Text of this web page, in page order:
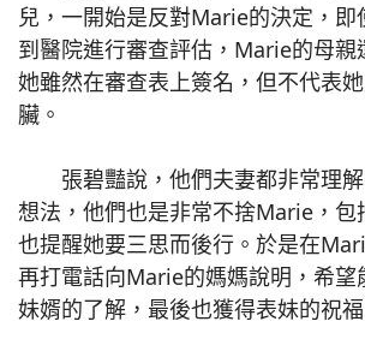
兒，一開始是反對Marie的決定，
到醫院進行審查評估，Marie的母親
她雖然在審查表上簽名，但不代表
臟。
張碧豔說，他們夫妻都非常理解
想法，他們也是非常不捨Marie，
也提醒她要三思而後行。於是在
再打電話向Marie的媽媽說明，希望
妹婿的了解，最後也獲得表妹的祝福